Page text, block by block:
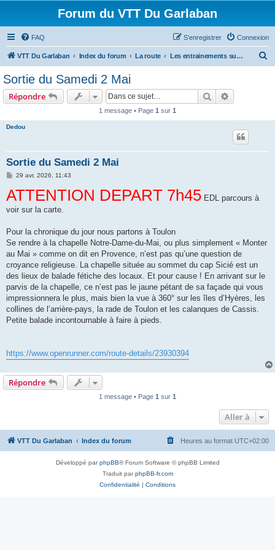
Forum du VTT Du Garlaban
FAQ Connexion
S’enregistrer
VTT Du Garlaban Index du forum La route Les entrainements sur route du weekend
Sortie du Samedi 2 Mai
Répondre Rechercher
1 message • Page 1 sur 1
Dedou
Sortie du Samedi 2 Mai
M
s
s
g
29 avr. 2026, 11:43
ATTENTION DEPART 7h45 EDL parcours à
voir sur la carte.
Pour la chronique du jour nous partons à Toulon
Se rendre à la chapelle Notre-Dame-du-Mai, ou plus simplement « Monter
au Mai » comme on dit en Provence, n’est pas qu’une question de
croyance religieuse. La chapelle située au sommet du cap Sicié est un
des lieux de balade fétiche des locaux. Et pour cause ! En arrivant sur le
parvis de la chapelle, ce n’est pas le jaune pétant de sa façade qui vous
impressionnera le plus, mais bien la vue à 360° sur les îles d’Hyères, les
collines de l’arrière-pays, la rade de Toulon et les calanques de Cassis.
Petite balade incontournable à faire à pieds.
https://www.openrunner.com/route-details/23930394
Répondre
1 message • Page 1 sur 1
Aller à
VTT Du Garlaban Index du forum Heures au format UTC+02:00
Développé parphpBB® Forum Software © phpBB Limited
Traduit parphpBB-fr.com
Confidentialité | Conditions